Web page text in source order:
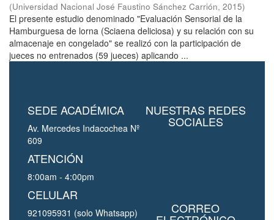
(Universidad Nacional José Faustino Sánchez Carrión, 2015)
El presente estudio denominado "Evaluación Sensorial de la
Hamburguesa de lorna (Sciaena deliciosa) y su relación con su
almacenaje en congelado" se realizó con la participación de
jueces no entrenados (59 jueces) aplicando ...
SEDE ACADÉMICA
Av. Mercedes Indacochea Nº
609
ATENCIÓN
8:00am - 4:00pm
CELULAR
921095931 (solo Whatsapp)
NUESTRAS REDES
SOCIALES
CORREO